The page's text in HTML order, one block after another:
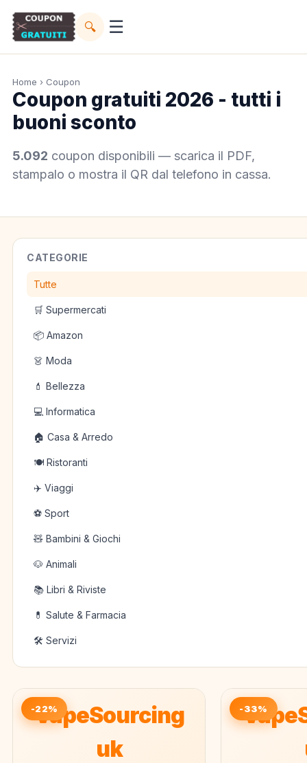
🔍 ☰
Home › Coupon
Coupon gratuiti 2026 - tutti i
buoni sconto
5.092 coupon disponibili — scarica il PDF,
stampalo o mostra il QR dal telefono in cassa.
CATEGORIE
Tutte
🛒 Supermercati
📦 Amazon
👗 Moda
💄 Bellezza
💻 Informatica
🏠 Casa & Arredo
🍽️ Ristoranti
✈️ Viaggi
⚽ Sport
🧸 Bambini & Giochi
🐶 Animali
📚 Libri & Riviste
💊 Salute & Farmacia
🛠️ Servizi
VapeSourcing
uk
-22% -33%